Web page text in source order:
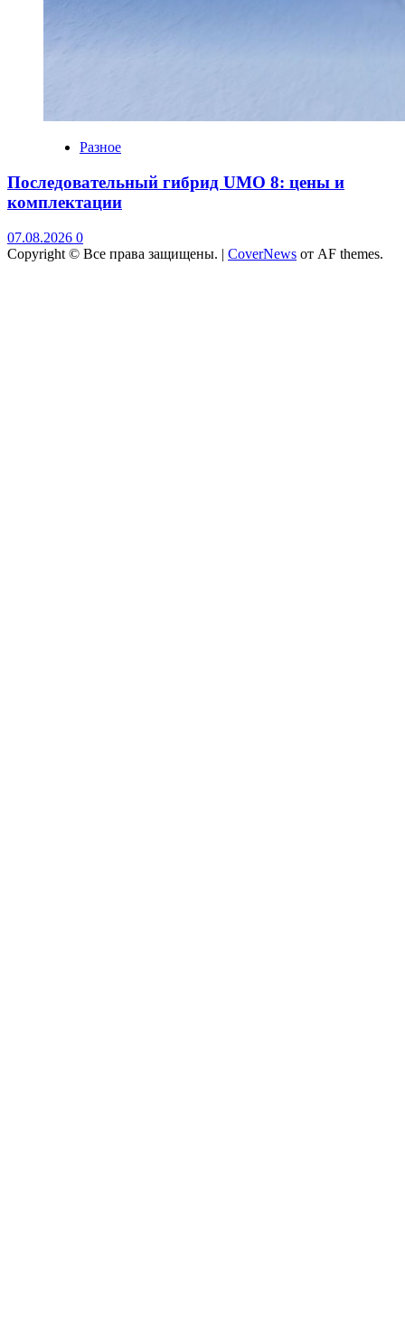
Разное
Последовательный гибрид UMO 8: цены и
комплектации
07.08.2026 0
Copyright © Все права защищены. | CoverNews от AF themes.